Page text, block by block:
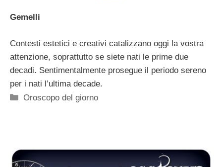
Gemelli
Contesti estetici e creativi catalizzano oggi la vostra
attenzione, soprattutto se siete nati le prime due
decadi. Sentimentalmente prosegue il periodo sereno
per i nati l’ultima decade.
Categorie
Oroscopo del giorno